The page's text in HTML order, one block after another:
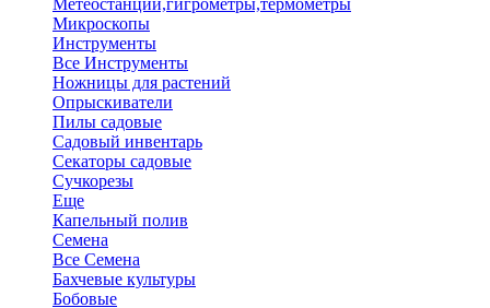
Метеостанции,гигрометры,термометры
Микроскопы
Инструменты
Все Инструменты
Ножницы для растений
Опрыскиватели
Пилы садовые
Садовый инвентарь
Секаторы садовые
Сучкорезы
Еще
Капельный полив
Семена
Все Семена
Бахчевые культуры
Бобовые